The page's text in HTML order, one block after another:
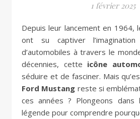
1 février 2025
Depuis leur lancement en 1964,
ont su captiver
d’automobiles à travers le
décennies, cette icône
séduire et de fasciner. Mais
Ford Mustang reste si
ces années ? Plongeons dans
légende pour comprendre